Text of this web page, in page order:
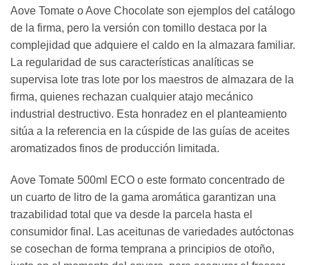
Aove Tomate o Aove Chocolate son ejemplos del catálogo
de la firma, pero la versión con tomillo destaca por la
complejidad que adquiere el caldo en la almazara familiar.
La regularidad de sus características analíticas se
supervisa lote tras lote por los maestros de almazara de la
firma, quienes rechazan cualquier atajo mecánico
industrial destructivo. Esta honradez en el planteamiento
sitúa a la referencia en la cúspide de las guías de aceites
aromatizados finos de producción limitada.
Aove Tomate 500ml ECO o este formato concentrado de
un cuarto de litro de la gama aromática garantizan una
trazabilidad total que va desde la parcela hasta el
consumidor final. Las aceitunas de variedades autóctonas
se cosechan de forma temprana a principios de otoño,